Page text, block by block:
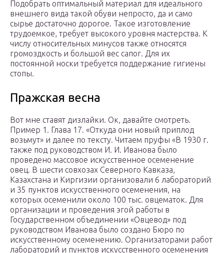
Подобрать оптимальный материал для идеального
внешнего вида такой обуви непросто, да и само
сырье достаточно дорогое. Такое изготовление
трудоемкое, требует высокого уровня мастерства. К
числу относительных минусов также относятся
громоздкость и большой вес сапог. Для их
постоянной носки требуется поддержание гигиены
стопы.
Пражская весна
Вот мне ставят дизлайки. Ок, давайте смотреть.
Пример 1. Глава 17. «Откуда они новый приплод
возьмут» и далее по тексту. Читаем пруфы «В 1930 г.
также под руководством И. И. Иванова было
проведено массовое искусственное осеменение
овец. В шести совхозах Северного Кавказа,
Казахстана и Киргизии организовали 6 лабораторий
и 35 пунктов искусственного осеменения, на
которых осеменили около 100 тыс. овцематок. Для
организации и проведения эгой работы в
Государственном объединении «Овцевод» под
руководством Иванова было создано Бюро по
искусственному осеменению. Организаторами работ
лабораторий и пунктов искусственного осеменения